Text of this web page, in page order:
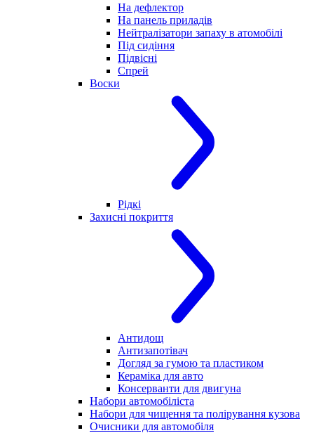
На дефлектор
На панель приладів
Нейтралізатори запаху в атомобілі
Під сидіння
Підвісні
Спрей
Воски
Рідкі
Захисні покриття
Антидощ
Антизапотівач
Догляд за гумою та пластиком
Кераміка для авто
Консерванти для двигуна
Набори автомобіліста
Набори для чищення та полірування кузова
Очисники для автомобіля